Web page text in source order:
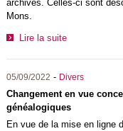
archives. Celles-ci sont
Mons.
Lire la suite
05/09/2022 - Divers
Changement en vue
généalogiques
En vue de la mise en ligne